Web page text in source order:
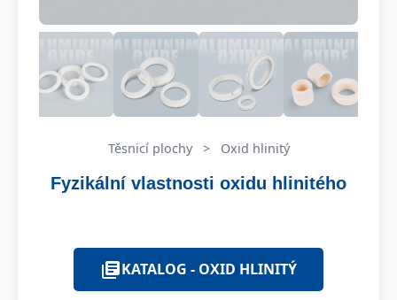
Těsnicí plochy > Oxid hlinitý
Fyzikální vlastnosti oxidu hlinitého
KATALOG - OXID HLINITÝ